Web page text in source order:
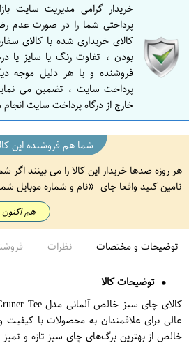
ص
ف
ن
خریدار گرامی مدیریت سایت
پرداختی شما را در صورت عدم
کالای خریداری شده با کالای
بودن ، تفاوت رنگ یا سایز یا
فروشنده و یا هر دلیل موجه
پرداخت سایت ، تضمین می
خارج از درگاه پرداخت سایت
شما هم فروشنده این
هر روزه صدها خریدار این کالا را می بینند اگر
تامین کنید واقعا جای
نام و شماره موبایل
هم اکنون
توضیحات و مختصات نظرات
توضیحات کالا
عالی برای علاقمندان به محصولات با
خالص از بهترین برگ‌های چای سبز تازه و